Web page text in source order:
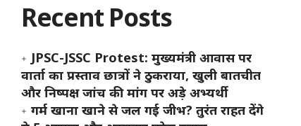
Recent Posts
JPSC-JSSC Protest: मुख्यमंत्री आवास पर
वार्ता का प्रस्ताव छात्रों ने ठुकराया, खुली बातचीत
और निष्पक्ष जांच की मांग पर अड़े अभ्यर्थी
गर्म खाना खाने से जल गई जीभ? तुरंत राहत देंगे